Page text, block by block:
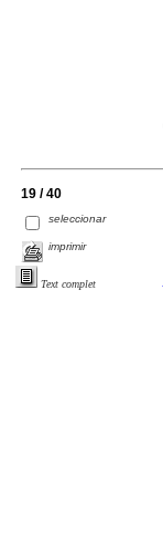
19 / 40
seleccionar
imprimir
Text complet